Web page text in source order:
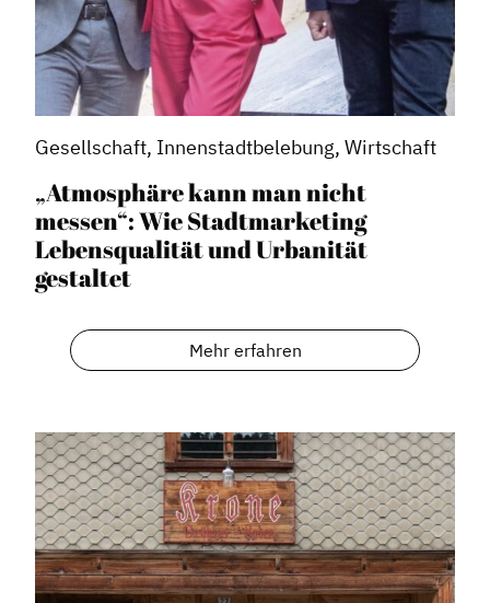
Gesellschaft, Innenstadtbelebung, Wirtschaft
„Atmosphäre kann man nicht
messen“: Wie Stadtmarketing
Lebensqualität und Urbanität
gestaltet
Mehr erfahren